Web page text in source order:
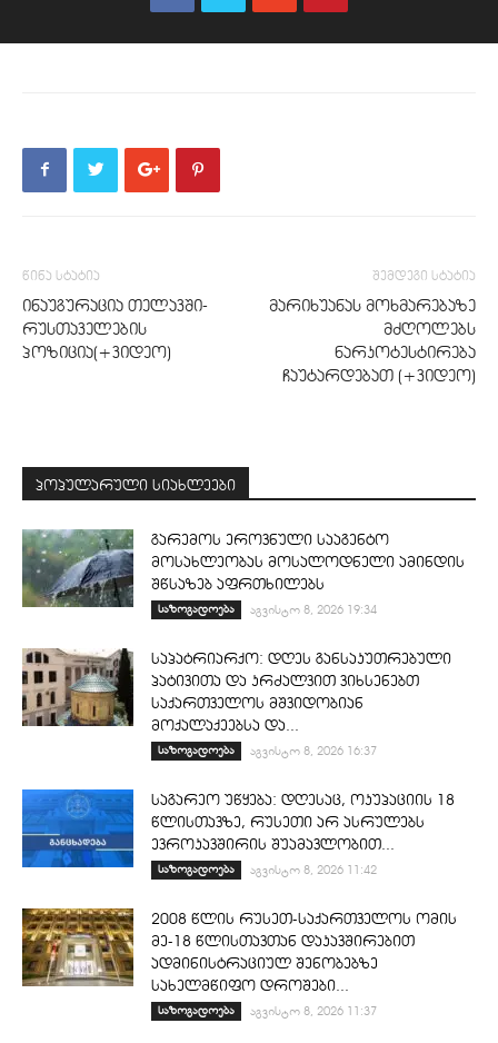
წინა სტატია
ინაუგურაცია თელავში-
რუსთაველების
პოზიცია(+ვიდეო)
შემდეგი სტატია
მარიხუანას მოხმარებაზე
მძღოლებს
ნარკოტესტირება
ჩაუტარდებათ (+ვიდეო)
პოპულარული სიახლეები
გარემოს ეროვნული სააგენტო
მოსახლეობას მოსალოდნელი ამინდის
შწსაზებ აფრთხილებს
საზოგადოება აგვისტო 8, 2026 19:34
საპატრიარქო: დღეს განსაკუთრებული
პატივითა და კრძალვით ვიხსენებთ
საქართველოს მშვიდობიან
მოქალაქეებსა და...
საზოგადოება აგვისტო 8, 2026 16:37
საგარეო უწყება: დღესაც, ოკუპაციის 18
წლისთავზე, რუსეთი არ ასრულებს
ევროკავშირის შუამავლობით...
საზოგადოება აგვისტო 8, 2026 11:42
2008 წლის რუსეთ-საქართველოს ომის
მე-18 წლისთავთან დაკავშირებით
ადმინისტრაციულ შენობებზე
სახელმწიფო დროშები...
საზოგადოება აგვისტო 8, 2026 11:37